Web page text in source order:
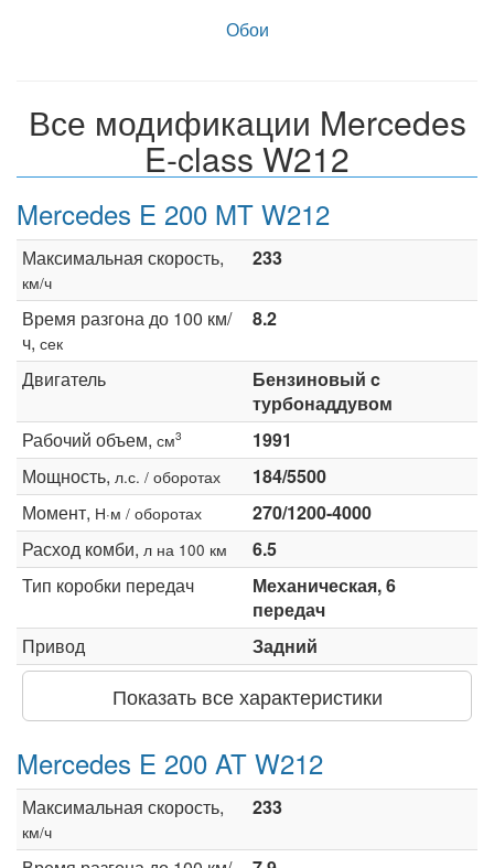
Обои
Все модификации Mercedes
E-class W212
Mercedes E 200 MT W212
Максимальная скорость,
км/ч
233
Время разгона до 100 км/
ч, сек
8.2
Двигатель
Бензиновый c
турбонаддувом
Рабочий объем, см3
1991
Мощность, л.с. / оборотах
184/5500
Момент, Н·м / оборотах
270/1200-4000
Расход комби, л на 100 км
6.5
Тип коробки передач
Механическая, 6
передач
Привод
Задний
Показать все характеристики
Mercedes E 200 AT W212
Максимальная скорость,
км/ч
233